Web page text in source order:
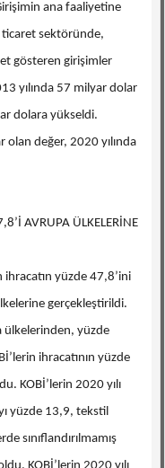
ana faaliyetine
ticaret sektöründe,
gösteren girişimler
yılında 57 milyar dolar
dolara yükseldi.
olan değer, 2020 yılında
AVRUPA ÜLKELERİNE
ihracatın yüzde 47,8’ini
gerçekleştirildi.
ülkelerinden, yüzde
ihracatının yüzde
KOBİ’lerin 2020 yılı
yüzde 13,9, tekstil
sınıflandırılmamış